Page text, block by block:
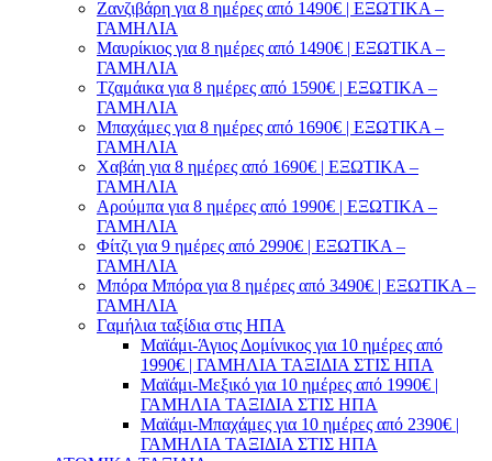
Ζανζιβάρη για 8 ημέρες από 1490€ | ΕΞΩΤΙΚΑ –
ΓΑΜΗΛΙΑ
Μαυρίκιος για 8 ημέρες από 1490€ | ΕΞΩΤΙΚΑ –
ΓΑΜΗΛΙΑ
Τζαμάικα για 8 ημέρες από 1590€ | ΕΞΩΤΙΚΑ –
ΓΑΜΗΛΙΑ
Μπαχάμες για 8 ημέρες από 1690€ | ΕΞΩΤΙΚΑ –
ΓΑΜΗΛΙΑ
Χαβάη για 8 ημέρες από 1690€ | ΕΞΩΤΙΚΑ –
ΓΑΜΗΛΙΑ
Αρούμπα για 8 ημέρες από 1990€ | ΕΞΩΤΙΚΑ –
ΓΑΜΗΛΙΑ
Φίτζι για 9 ημέρες από 2990€ | ΕΞΩΤΙΚΑ –
ΓΑΜΗΛΙΑ
Μπόρα Μπόρα για 8 ημέρες από 3490€ | ΕΞΩΤΙΚΑ –
ΓΑΜΗΛΙΑ
Γαμήλια ταξίδια στις ΗΠΑ
Μαϊάμι-Άγιος Δομίνικος για 10 ημέρες από
1990€ | ΓΑΜΗΛΙΑ ΤΑΞΙΔΙΑ ΣΤΙΣ ΗΠΑ
Μαϊάμι-Μεξικό για 10 ημέρες από 1990€ |
ΓΑΜΗΛΙΑ ΤΑΞΙΔΙΑ ΣΤΙΣ ΗΠΑ
Μαϊάμι-Μπαχάμες για 10 ημέρες από 2390€ |
ΓΑΜΗΛΙΑ ΤΑΞΙΔΙΑ ΣΤΙΣ ΗΠΑ